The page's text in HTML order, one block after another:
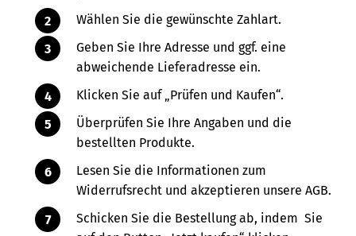
Wählen Sie die gewünschte Zahlart.
Geben Sie Ihre Adresse und ggf. eine
abweichende Lieferadresse ein.
Klicken Sie auf „Prüfen und Kaufen“.
Überprüfen Sie Ihre Angaben und die
bestellten Produkte.
Lesen Sie die Informationen zum
Widerrufsrecht und akzeptieren unsere AGB.
Schicken Sie die Bestellung ab, indem Sie